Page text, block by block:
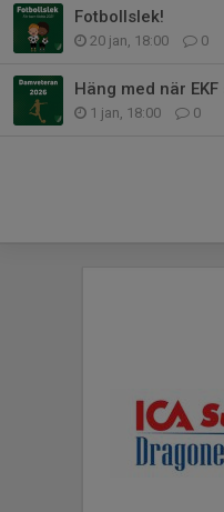
Fotbollslek!
20 jan, 18:00 0
Häng med när
1 jan, 18:00 0